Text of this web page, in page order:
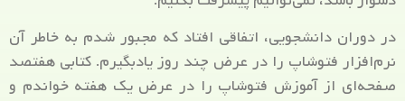
در دوران دانشجویی، اتفاقی افتاد که مجبور شدم به خاطر آن
نرم‌افزار فتوشاپ را در عرض چند روز یادبگیرم. کتابی هفتصد
صفحه‌ای از آموزش فتوشاپ را در عرض یک هفته خواندم و